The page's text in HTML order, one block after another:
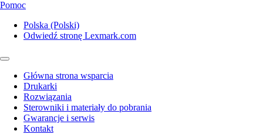
Pomoc
Polska (Polski)
Odwiedź stronę Lexmark.com
Główna strona wsparcia
Drukarki
Rozwiązania
Sterowniki i materiały do pobrania
Gwarancje i serwis
Kontakt